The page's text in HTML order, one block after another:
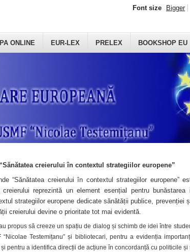
ONLINE EUR-LEX PRELEX BOOKSHOP EU
Font size Bigger
creierului în contextul strategiilor europene”
“Sănătatea creierului în contextul strategiilor europene”
reprezintă un element esențial pentru bunăstarea
strategiilor europene dedicate sănătății publice, prevenției
creierului devine o prioritate tot mai evidentă.
propus să creeze un spațiu de dialog și schimb de idei între
Testemițanu” și bibliotecari, pentru a evidenția
pentru a identifica direcții de acțiune în concordanță cu politicile